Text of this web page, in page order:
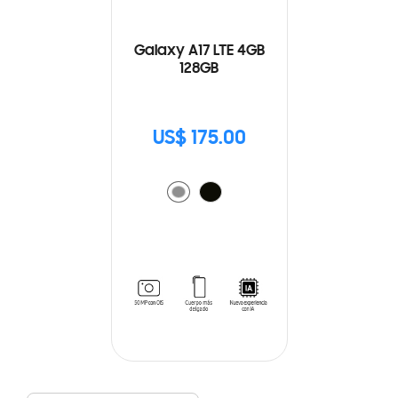
Galaxy A17 LTE 4GB
128GB
US$ 175.00